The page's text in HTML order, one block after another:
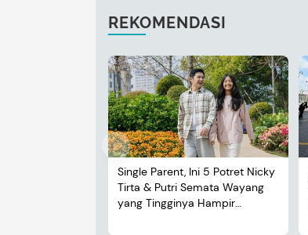
REKOMENDASI
Single Parent, Ini 5 Potret Nicky
Tirta & Putri Semata Wayang
yang Tingginya Hampir